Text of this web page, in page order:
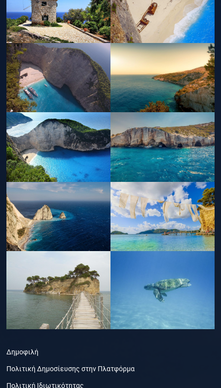
Δημοφιλή
Πολιτική Δημοσίευσης στην Πλατφόρμα
Πολιτική Ιδιωτικότητας